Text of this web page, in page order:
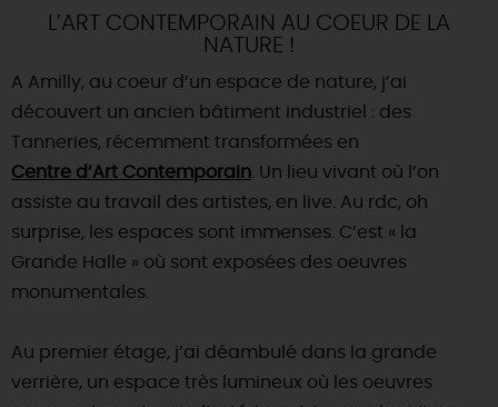
L’ART CONTEMPORAIN AU COEUR DE LA
NATURE !
A Amilly, au coeur d’un espace de nature, j’ai
découvert un ancien bâtiment industriel : des
Tanneries, récemment transformées en
Centre d’Art Contemporain . Un lieu vivant où l’on
assiste au travail des artistes, en live. Au rdc, oh
surprise, les espaces sont immenses. C’est « la
Grande Halle » où sont exposées des oeuvres
monumentales.
Au premier étage, j’ai déambulé dans la grande
verrière, un espace très lumineux où les oeuvres